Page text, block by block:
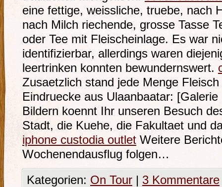
eine fettige, weissliche, truebe, nach
nach Milch riechende, grosse Tasse
oder Tee mit Fleischeinlage. Es war
identifizierbar, allerdings waren
leertrinken konnten bewundernswert.
Zusaetzlich stand jede Menge
Eindruecke aus Ulaanbaatar:
Bildern koennt Ihr unseren Besuch
Stadt, die Kuehe, die Fakultaet und
iphone custodia outlet Weitere
Wochenendausflug folgen…
Kategorien: On Tour | 3 Kommentare